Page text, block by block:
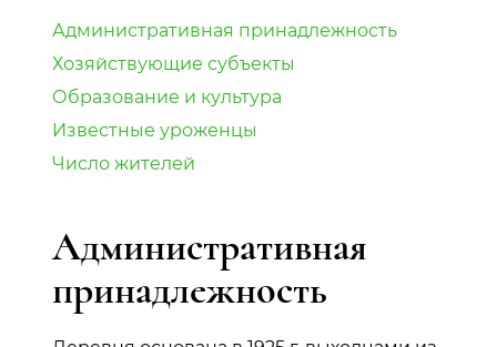
Административная принадлежность
Хозяйствующие субъекты
Образование и культура
Известные уроженцы
Число жителей
Административная
принадлежность